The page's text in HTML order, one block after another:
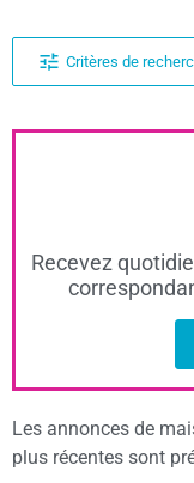
Critères de
Recevez
Les annonces de
plus récentes sont